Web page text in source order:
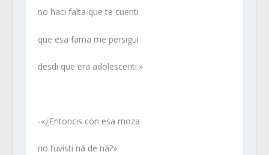
no haci falta que te cuenti
que esa fama me persigui
desdi que era adolescenti.»
-«¿Entoncis con esa moza
no tuvisti ná de ná?»